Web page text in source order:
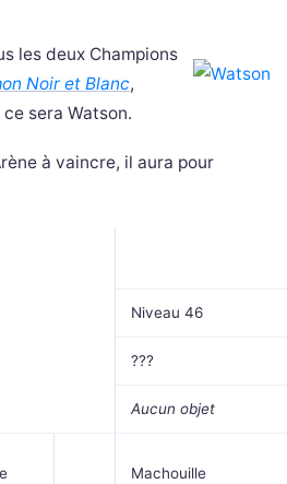
les deux Champions
Noir et Blanc,
sera Watson.
à vaincre, il aura pour
Niveau 46
???
Aucun objet
Machouille